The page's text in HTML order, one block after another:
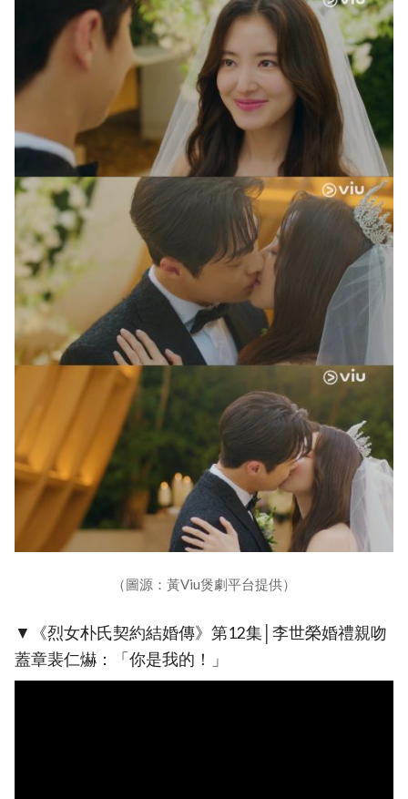
（圖源：黃Viu煲劇平台提供）
▼《烈女朴氏契約結婚傳》第12集│李世榮婚禮親吻
蓋章裴仁爀：「你是我的！」